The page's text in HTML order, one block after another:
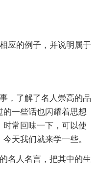
应的例子，并说明属于
，了解了名人崇高的品
一些话也闪耀着思想
常回味一下，可以使
天我们就来学一些。
名人名言，把其中的生